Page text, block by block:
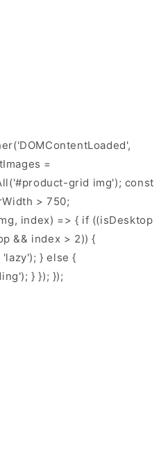
=
grid img'); const
> 750;
index) => { if ((isDesktop
&& index > 2)) {
} else {
} }); });